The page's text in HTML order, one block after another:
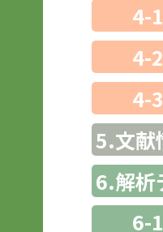
4-
4-
4-
5.文献
6.解析
6-